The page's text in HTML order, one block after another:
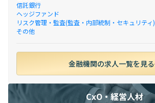
信託銀行
ヘッジファンド
リスク管理・監査(監査・内部統制・セキュリティ)
その他
金融機関の求人一覧を見る
CxO・経営人材